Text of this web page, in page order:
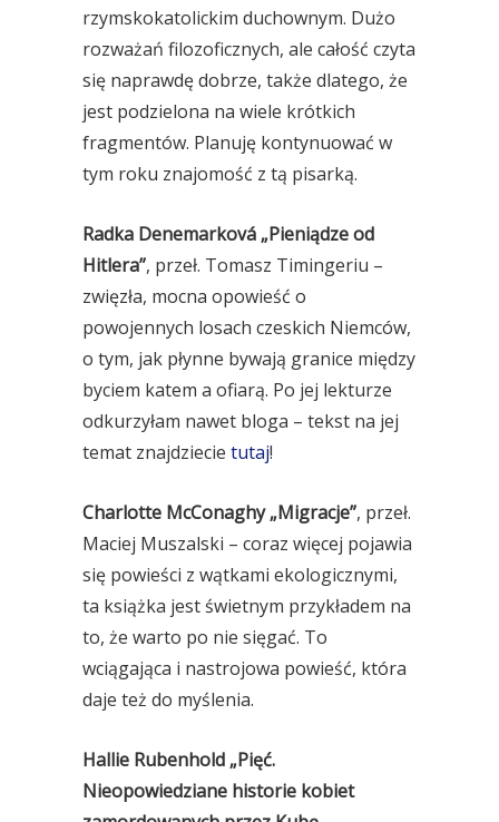
rzymskokatolickim duchownym. Dużo
rozważań filozoficznych, ale całość czyta
się naprawdę dobrze, także dlatego, że
jest podzielona na wiele krótkich
fragmentów. Planuję kontynuować w
tym roku znajomość z tą pisarką.
Radka Denemarková „Pieniądze od
Hitlera”, przeł. Tomasz Timingeriu –
zwięzła, mocna opowieść o
powojennych losach czeskich Niemców,
o tym, jak płynne bywają granice między
byciem katem a ofiarą. Po jej lekturze
odkurzyłam nawet bloga – tekst na jej
temat znajdziecie tutaj!
Charlotte McConaghy „Migracje”, przeł.
Maciej Muszalski – coraz więcej pojawia
się powieści z wątkami ekologicznymi,
ta książka jest świetnym przykładem na
to, że warto po nie sięgać. To
wciągająca i nastrojowa powieść, która
daje też do myślenia.
Hallie Rubenhold „Pięć.
Nieopowiedziane historie kobiet